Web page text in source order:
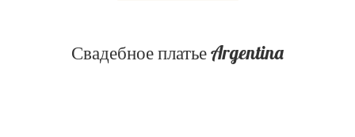
Свадебное платье Argentina